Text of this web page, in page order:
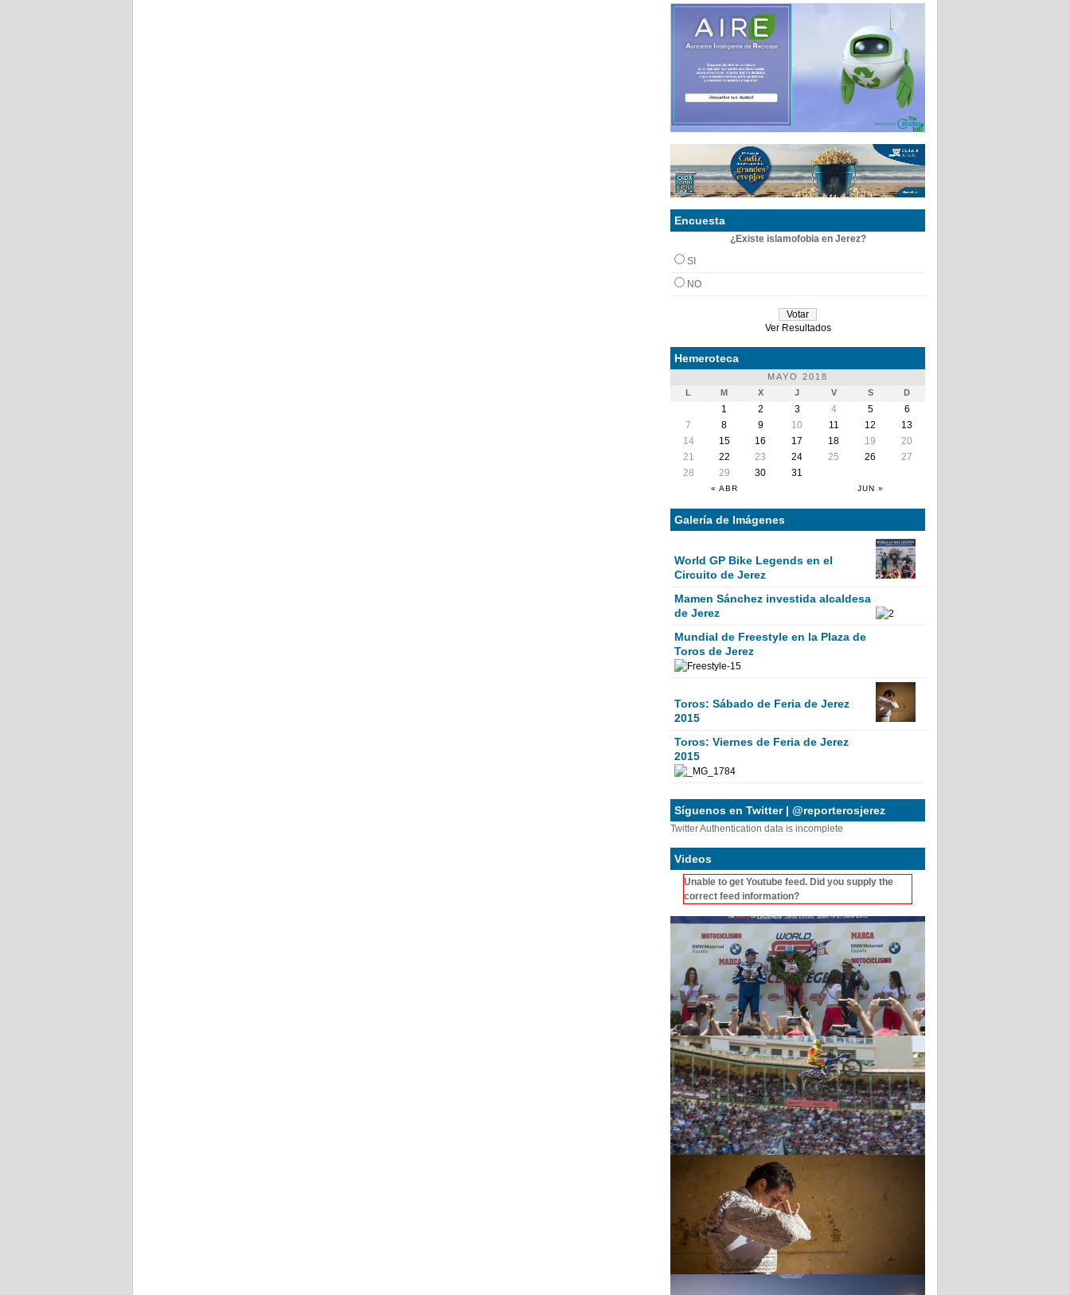
Encuesta
¿Existe islamofobia en Jerez?
SI
NO
Ver Resultados
Hemeroteca
MAYO 2018
L
M X J V S D
« ABR JUN »
1 2 3 4 5
6
7
8 9 10 11 12
13
14
15 16 17 18 19
20
21
22 23 24 25 26
27
28
29 30 31
Galería de Imágenes
World GP Bike Legends en el
Circuito de Jerez
Mamen Sánchez investida alcaldesa
de Jerez
Mundial de Freestyle en la Plaza de
Toros de Jerez
Toros: Sábado de Feria de Jerez
2015
Toros: Viernes de Feria de Jerez
2015
Síguenos en Twitter | @reporterosjerez
Twitter Authentication data is incomplete
Videos
Unable to get Youtube feed. Did you supply the
correct feed information?